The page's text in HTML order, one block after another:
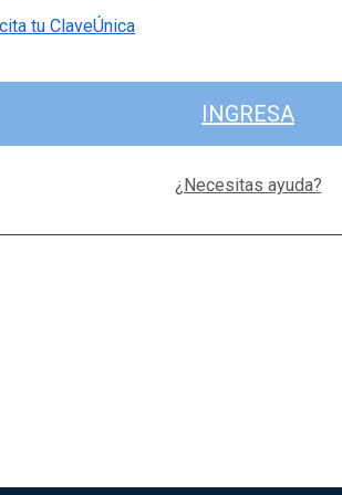
tu ClaveÚnica
INGRESA
¿Necesitas ayuda?